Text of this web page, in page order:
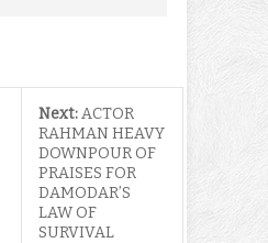
Next:ACTOR
RAHMAN HEAVY
DOWNPOUR OF
PRAISES FOR
DAMODAR’S
LAW OF
SURVIVAL